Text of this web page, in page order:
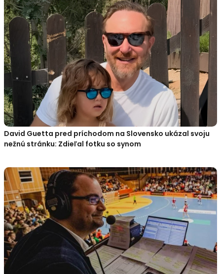
David Guetta pred príchodom na Slovensko ukázal svoju
nežnú stránku: Zdieľal fotku so synom